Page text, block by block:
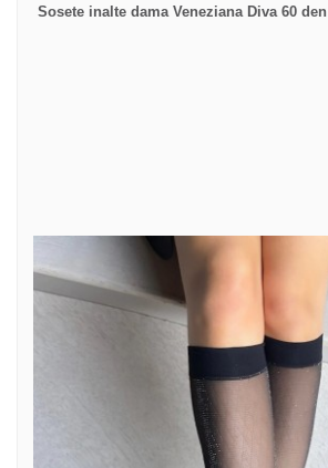
Sosete inalte dama Veneziana Diva 60 den